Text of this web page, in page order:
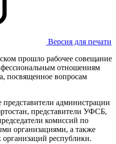
Версия для печати
прошло рабочее совещание
отношениям
посвященное вопросам
администрации
представители УФСБ,
комиссий по
организациями, а также
организаций республики.